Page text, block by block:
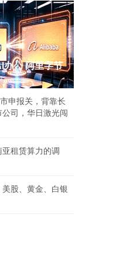
公 阿里字节
申报关，背靠长
司，华日激光闯
租赁算力的调
股、黄金、白银